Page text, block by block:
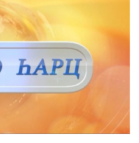
от 06.08.2026.